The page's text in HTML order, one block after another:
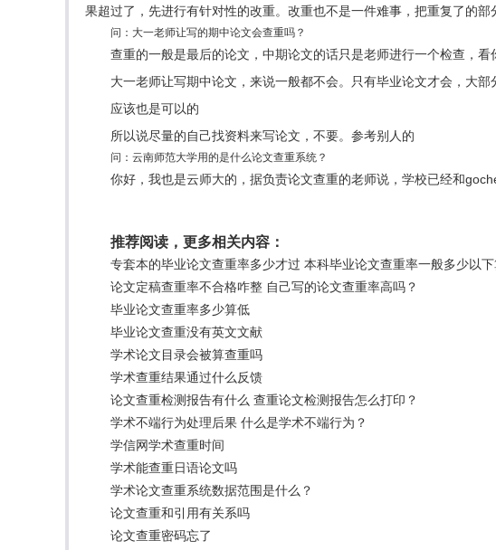
果超过了，先进行有针对性的改重。改重也不是一件难事，把重复了的部
问：大一老师让写的期中论文会查重吗？
查重的一般是最后的论文，中期论文的话只是老师进行一个检查，看
大一老师让写期中论文，来说一般都不会。只有毕业论文才会，大
应该也是可以的
所以说尽量的自己找资料来写论文，不要。参考别人的
问：云南师范大学用的是什么论文查重系统？
你好，我也是云师大的，据负责论文查重的老师说，学校已经和
推荐阅读，更多相关内容：
专套本的毕业论文查重率多少才过 本科毕业论文查重率一般多少以下
论文定稿查重率不合格咋整 自己写的论文查重率高吗？
毕业论文查重率多少算低
毕业论文查重没有英文文献
学术论文目录会被算查重吗
学术查重结果通过什么反馈
论文查重检测报告有什么 查重论文检测报告怎么打印？
学术不端行为处理后果 什么是学术不端行为？
学信网学术查重时间
学术能查重日语论文吗
学术论文查重系统数据范围是什么？
论文查重和引用有关系吗
论文查重密码忘了